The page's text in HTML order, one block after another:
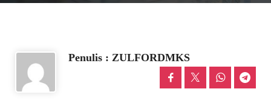
Penulis : ZULFORDMKS